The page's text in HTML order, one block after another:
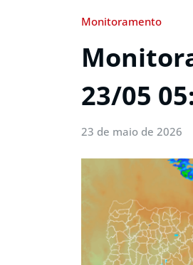
Monitoramento
23/05
23 de maio de 2026